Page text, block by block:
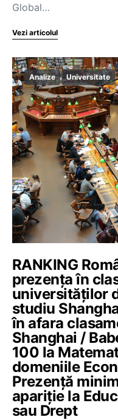
Global…
Vezi articolul
Analize Universitate
RANKING
prezența în
universităților
studiu
în afara
Shanghai /
100 la
domeniile
Prezență
apariție la
sau Drept